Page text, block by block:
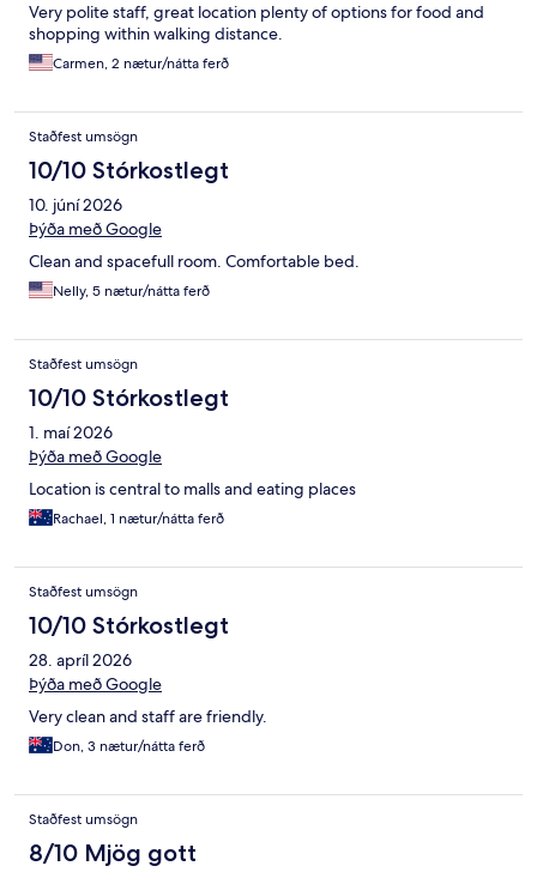
Very polite staff, great location plenty of options for food and
shopping within walking distance.
Carmen, 2 nætur/nátta ferð
Staðfest umsögn
10/10 Stórkostlegt
10. júní 2026
Þýða með Google
Clean and spacefull room. Comfortable bed.
Nelly, 5 nætur/nátta ferð
Staðfest umsögn
10/10 Stórkostlegt
1. maí 2026
Þýða með Google
Location is central to malls and eating places
Rachael, 1 nætur/nátta ferð
Staðfest umsögn
10/10 Stórkostlegt
28. apríl 2026
Þýða með Google
Very clean and staff are friendly.
Don, 3 nætur/nátta ferð
Staðfest umsögn
8/10 Mjög gott